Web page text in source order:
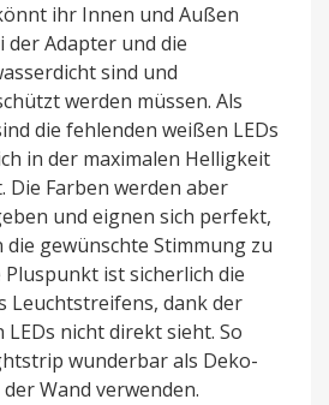
ihr Innen und Außen
der Adapter und die
sind und
werden müssen. Als
die fehlenden weißen LEDs
in der maximalen Helligkeit
Die Farben werden aber
und eignen sich perfekt,
die gewünschte Stimmung zu
ist sicherlich die
Leuchtstreifens, dank der
LEDs nicht direkt sieht. So
wunderbar als Deko-
Wand verwenden.